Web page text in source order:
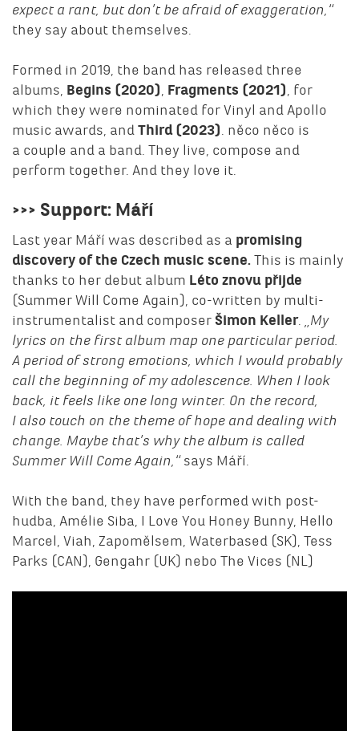
expect a rant, but don’t be afraid of exaggeration,“
they say about themselves.
Formed in 2019, the band has released three
albums, Begins (2020) Fragments (2021) , for
which they were nominated for Vinyl and Apollo
music awards, and Third (2023) . něco něco is
a couple and a band. They live, compose and
perform together. And they love it.
>>> Support: Máří
Last year Máří was described as a promising
discovery of the Czech music scene. This is mainly
thanks to her debut album Léto znovu přijde
(Summer Will Come Again), co-written by multi-
instrumentalist and composer Šimon Keller.
„My
lyrics on the first album map one particular period.
A period of strong emotions, which I would probably
call the beginning of my adolescence. When I look
back, it feels like one long winter. On the record,
I also touch on the theme of hope and dealing with
change. Maybe that’s why the album is called
Summer Will Come Again,“says Máří.
With the band, they have performed with post-
hudba, Amélie Siba, I Love You Honey Bunny, Hello
Marcel, Viah, Zapomělsem, Waterbased (SK), Tess
Parks (CAN), Gengahr (UK) nebo The Vices (NL)